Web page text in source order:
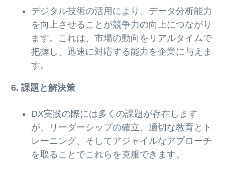
デジタル技術の活用により、データ分析能力
を向上させることが競争力の向上につながり
ます。これは、市場の動向をリアルタイムで
把握し、迅速に対応する能力を企業に与えま
す。
6. 課題と解決策
DX実践の際には多くの課題が存在します
が、リーダーシップの確立、適切な教育とト
レーニング、そしてアジャイルなアプローチ
を取ることでこれらを克服できます。